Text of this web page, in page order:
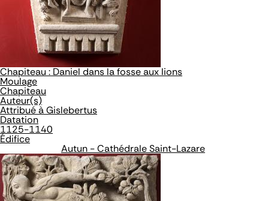
Chapiteau : Daniel dans la fosse aux lions
Moulage
Chapiteau
Auteur(s)
Attribué à Gislebertus
Datation
1125-1140
Édifice
Autun - Cathédrale Saint-Lazare